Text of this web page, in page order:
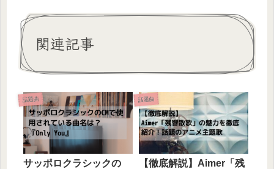
関連記事
話題曲
サッポロクラシックの
話題曲
【徹底解説】Aimer「残